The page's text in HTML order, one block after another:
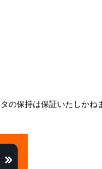
の保持は保証いたしかね